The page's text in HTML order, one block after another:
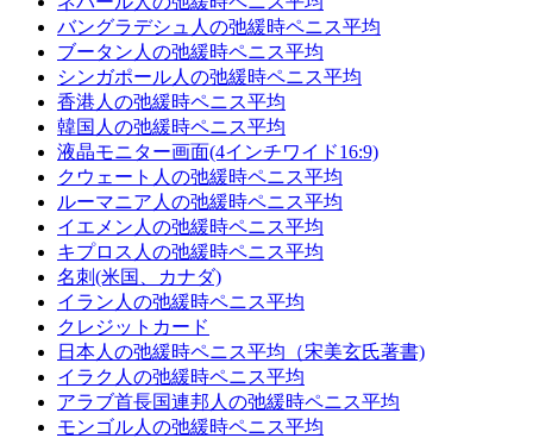
バングラデシュ人の弛緩時ペニス平均
ブータン人の弛緩時ペニス平均
シンガポール人の弛緩時ペニス平均
香港人の弛緩時ペニス平均
韓国人の弛緩時ペニス平均
液晶モニター画面(4インチワイド16:9)
クウェート人の弛緩時ペニス平均
ルーマニア人の弛緩時ペニス平均
イエメン人の弛緩時ペニス平均
キプロス人の弛緩時ペニス平均
名刺(米国、カナダ)
イラン人の弛緩時ペニス平均
クレジットカード
日本人の弛緩時ペニス平均（宋美玄氏著書)
イラク人の弛緩時ペニス平均
アラブ首長国連邦人の弛緩時ペニス平均
モンゴル人の弛緩時ペニス平均